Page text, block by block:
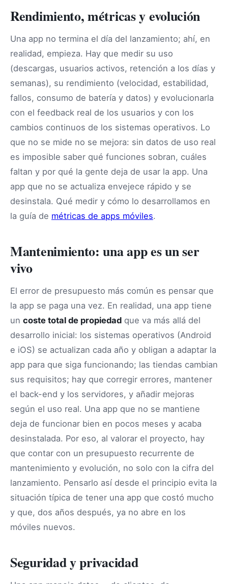
Rendimiento, métricas y evolución
Una app no termina el día del lanzamiento; ahí, en
realidad, empieza. Hay que medir su uso
(descargas, usuarios activos, retención a los días y
semanas), su rendimiento (velocidad, estabilidad,
fallos, consumo de batería y datos) y evolucionarla
con el feedback real de los usuarios y con los
cambios continuos de los sistemas operativos. Lo
que no se mide no se mejora: sin datos de uso real
es imposible saber qué funciones sobran, cuáles
faltan y por qué la gente deja de usar la app. Una
app que no se actualiza envejece rápido y se
desinstala. Qué medir y cómo lo desarrollamos en
la guía de métricas de apps móviles.
Mantenimiento: una app es un ser
vivo
El error de presupuesto más común es pensar que
la app se paga una vez. En realidad, una app tiene
un coste total de propiedad que va más allá del
desarrollo inicial: los sistemas operativos (Android
e iOS) se actualizan cada año y obligan a adaptar la
app para que siga funcionando; las tiendas cambian
sus requisitos; hay que corregir errores, mantener
el back-end y los servidores, y añadir mejoras
según el uso real. Una app que no se mantiene
deja de funcionar bien en pocos meses y acaba
desinstalada. Por eso, al valorar el proyecto, hay
que contar con un presupuesto recurrente de
mantenimiento y evolución, no solo con la cifra del
lanzamiento. Pensarlo así desde el principio evita la
situación típica de tener una app que costó mucho
y que, dos años después, ya no abre en los
móviles nuevos.
Seguridad y privacidad